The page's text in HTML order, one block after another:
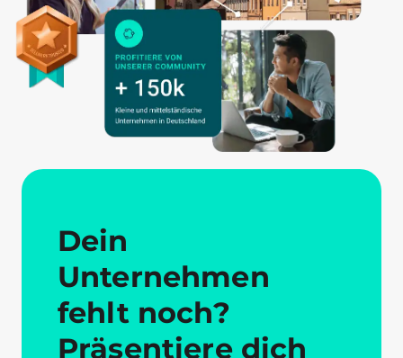
Dein
Unternehmen
fehlt noch?
Präsentiere dich